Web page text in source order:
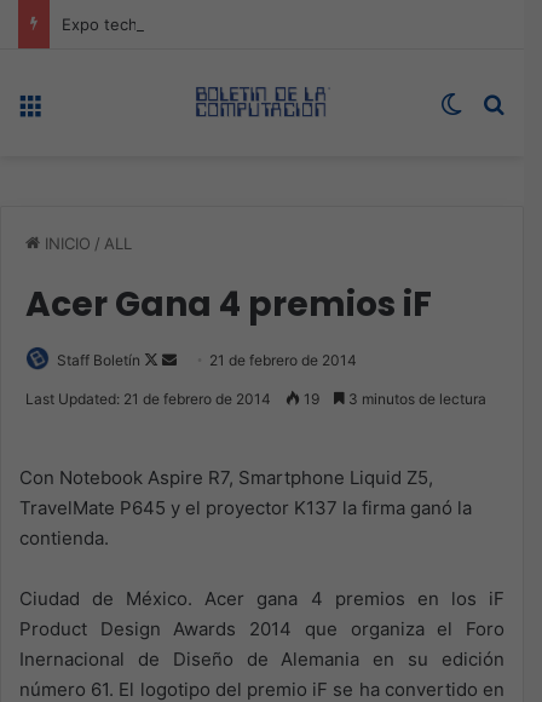
Switch
INICIO / ALL
Acer Gana 4 premios iF
Staff Boletín
Follow
Send 21 de febrero de 2014
Last Updated: 21 de febrero de 2014 19 3 minutos de lectura
Con Notebook Aspire R7, Smartphone Liquid Z5,
TravelMate P645 y el proyector K137 la firma ganó la
contienda.
Ciudad de México. Acer gana 4 premios en los iF
Product Design Awards 2014 que organiza el Foro
Inernacional de Diseño de Alemania en su edición
número 61. El logotipo del premio iF se ha convertido en